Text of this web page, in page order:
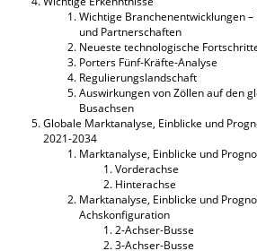
Wichtige Branchenentwicklungen
und Partnerschaften
Neueste technologische
Porters Fünf-Kräfte-Analyse
Regulierungslandschaft
Auswirkungen von Zöllen auf den
Busachsen
Globale Marktanalyse, Einblicke und
2021-2034
Marktanalyse, Einblicke und
Vorderachse
Hinterachse
Marktanalyse, Einblicke und
Achskonfiguration
2-Achser-Busse
3-Achser-Busse